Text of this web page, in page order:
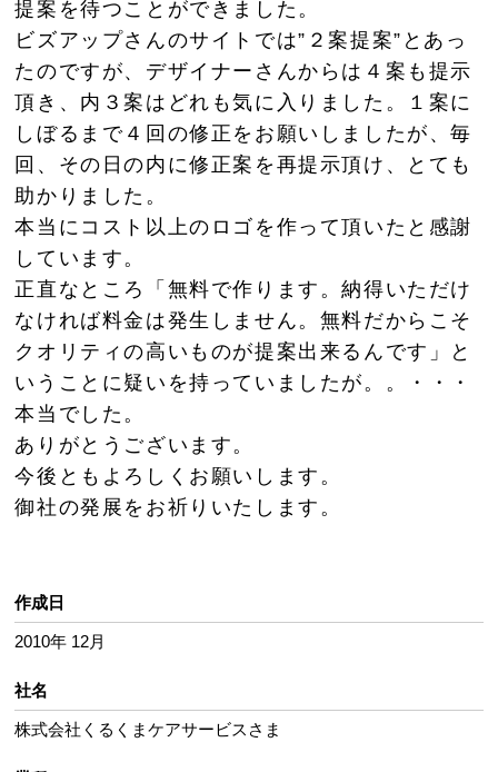
提案を待つことができました。
ビズアップさんのサイトでは”２案提案”とあっ
たのですが、デザイナーさんからは４案も提示
頂き、内３案はどれも気に入りました。１案に
しぼるまで４回の修正をお願いしましたが、毎
回、その日の内に修正案を再提示頂け、とても
助かりました。
本当にコスト以上のロゴを作って頂いたと感謝
しています。
正直なところ「無料で作ります。納得いただけ
なければ料金は発生しません。無料だからこそ
クオリティの高いものが提案出来るんです」と
いうことに疑いを持っていましたが。。・・・
本当でした。
ありがとうございます。
今後ともよろしくお願いします。
御社の発展をお祈りいたします。
作成日
2010年 12月
社名
株式会社くるくまケアサービスさま